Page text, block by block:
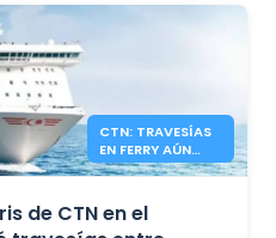
CTN: TRAVESÍAS
EN FERRY AÚN
DISPONIBLES
de CTN en el